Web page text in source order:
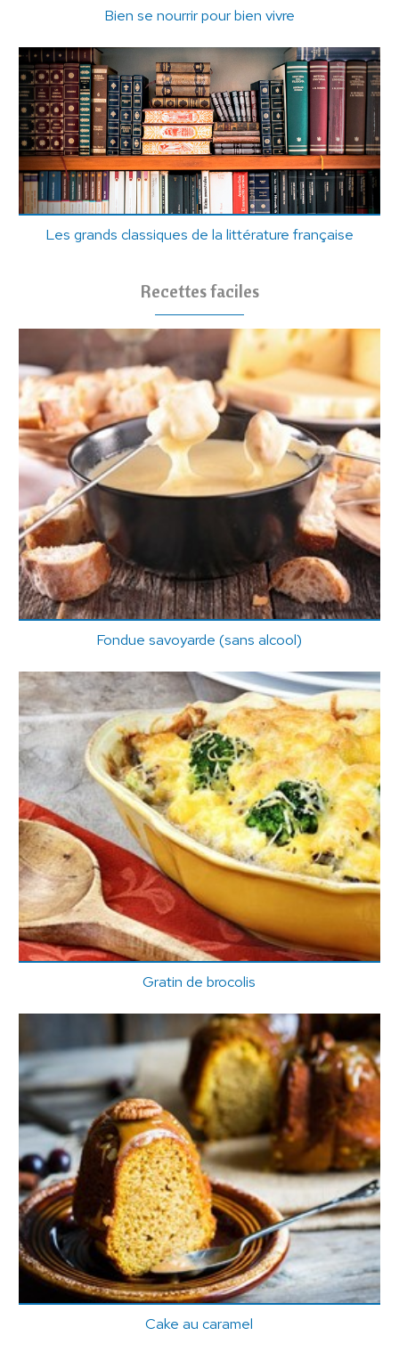
Bien se nourrir pour bien vivre
Les grands classiques de la littérature française
Recettes faciles
Fondue savoyarde (sans alcool)
Gratin de brocolis
Cake au caramel